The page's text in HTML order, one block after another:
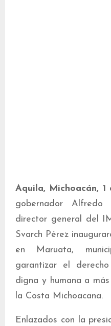
Aquila, Michoacán,
gobernador
director general del
Svarch Pérez
en Maruata,
garantizar el
digna y humana a
la Costa Michoacana.
Enlazados con la